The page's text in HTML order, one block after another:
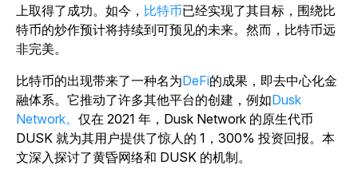
上取得了成功。如今， 比特币已经实现了其目标，围绕比
特币的炒作预计将持续到可预见的未来。然而，比特币远
非完美。
比特币的出现带来了一种名为DeFi的成果，即去中心化金
融体系。它推动了许多其他平台的创建，例如Dusk
Network。 仅在 2021 年，Dusk Network 的原生代币
DUSK 就为其用户提供了惊人的 1，300% 投资回报。本
文深入探讨了黄昏网络和 DUSK 的机制。